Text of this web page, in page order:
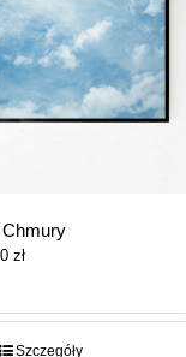
złZakres
29,00 zł
do
Szczegóły